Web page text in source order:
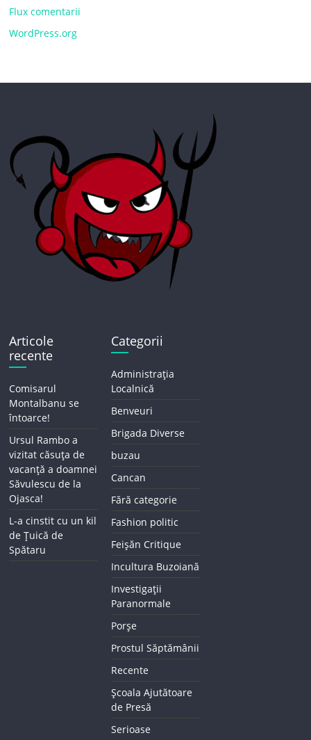
Flux comentarii
WordPress.org
Articole
recente
Comisarul
Montalbanu se
întoarce!
Ursul Rambo a
vizitat căsuța de
vacanță a doamnei
Săvulescu de la
Ojasca!
L-a cinstit cu un kil
de Țuică de
Spătaru
Categorii
Administrația
Localnică
Benveuri
Brigada Diverse
buzau
Cancan
Fără categorie
Fashion politic
Feișăn Critique
Incultura Buzoiană
Investigații
Paranormale
Porșe
Prostul Săptămânii
Recente
Școala Ajutătoare
de Presă
Serioase